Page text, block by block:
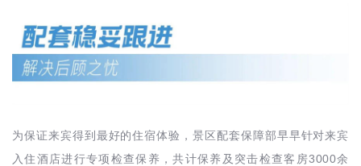
为保证来宾得到最好的住宿体验，景区配套保障部早早针对来宾
入住酒店进行专项检查保养，共计保养及突击检查客房3000余